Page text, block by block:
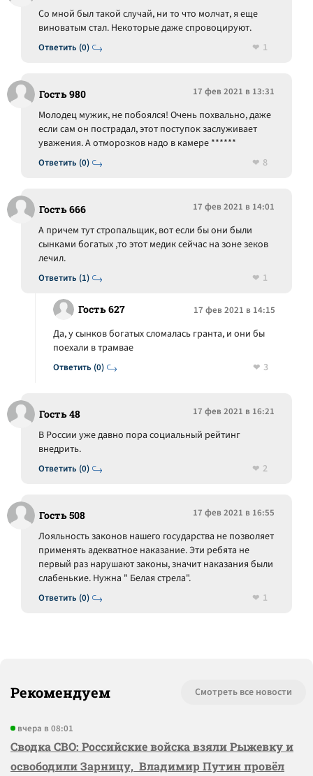
Ответить (0)
Со мной был такой случай, ни то что молчат, я еще
виноватым стал. Некоторые даже спровоцируют.
1
Гость 980 17 фев 2021 в 13:31
Ответить (0)
Молодец мужик, не побоялся! Очень похвально, даже
если сам он пострадал, этот поступок заслуживает
уважения. А отморозков надо в камере ******
8
Гость 666 17 фев 2021 в 14:01
Ответить (1)
А причем тут стропальщик, вот если бы они были
сынками богатых ,то этот медик сейчас на зоне зеков
лечил.
1
Гость 627 17 фев 2021 в 14:15
Ответить (0)
Да, у сынков богатых сломалась гранта, и они бы
поехали в трамвае
3
Гость 48 17 фев 2021 в 16:21
Ответить (0)
В России уже давно пора социальный рейтинг
внедрить.
2
Гость 508 17 фев 2021 в 16:55
Ответить (0)
Лояльность законов нашего государства не позволяет
применять адекватное наказание. Эти ребята не
первый раз нарушают законы, значит наказания были
слабенькие. Нужна " Белая стрела".
1
Рекомендуем Смотреть все новости
вчера в 08:01
Сводка СВО: Российские войска взяли Рыжевку и
освободили Зарницу, Владимир Путин провёл